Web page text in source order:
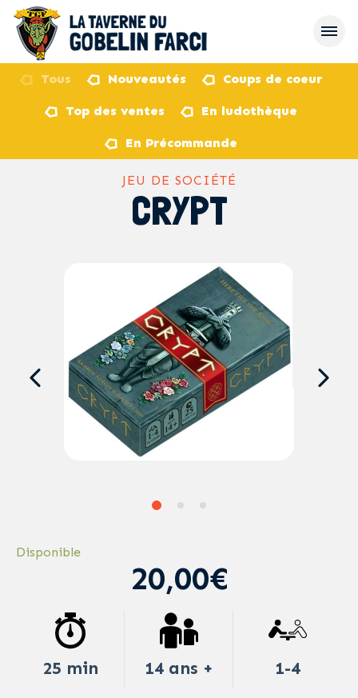
Tous Nouveautés Coups de coeur
Top des ventes En ludothèque
En Précommande
JEU DE SOCIÉTÉ
CRYPT
Disponible
20,00€
25 min 14 ans + 1-4